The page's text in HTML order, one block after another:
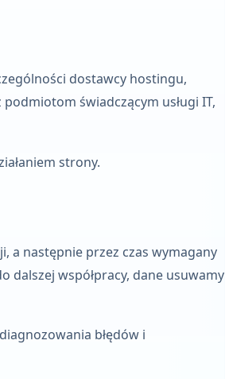
dostawcy hostingu,
świadczącym usługi IT,
strony.
a następnie przez czas wymagany
dalszej współpracy, dane usuwamy
błędów i